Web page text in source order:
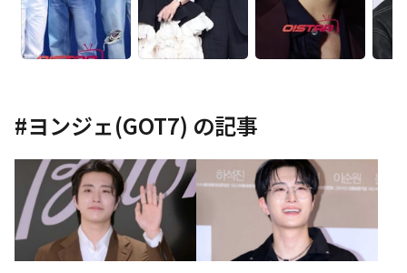
#ヨンジェ(GOT7) の記事